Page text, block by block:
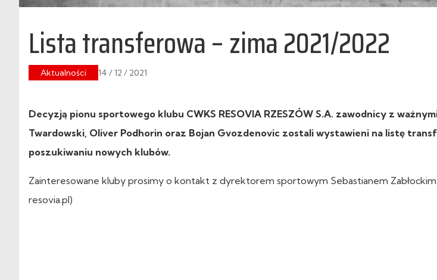
Lista transferowa – zima 2021/2022
Aktualności 14 / 12 / 2021
Decyzją pionu sportowego klubu CWKS RESOVIA RZESZÓW S.A. zawodnicy z
Twardowski, Oliver Podhorin oraz Bojan Gvozdenovic zostali wystawieni na listę
poszukiwaniu nowych klubów.
Zainteresowane kluby prosimy o kontakt z dyrektorem sportowym Sebastianem Zabłockim
resovia.pl)